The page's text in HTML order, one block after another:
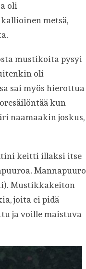
oli
metsä,
mustikoita pysyi
oli
sai myös hierottua
kun
naamaakin joskus,
keitti illaksi itse
Mannapuuro
Mustikkakeiton
joita ei pidä
ja voille maistuva